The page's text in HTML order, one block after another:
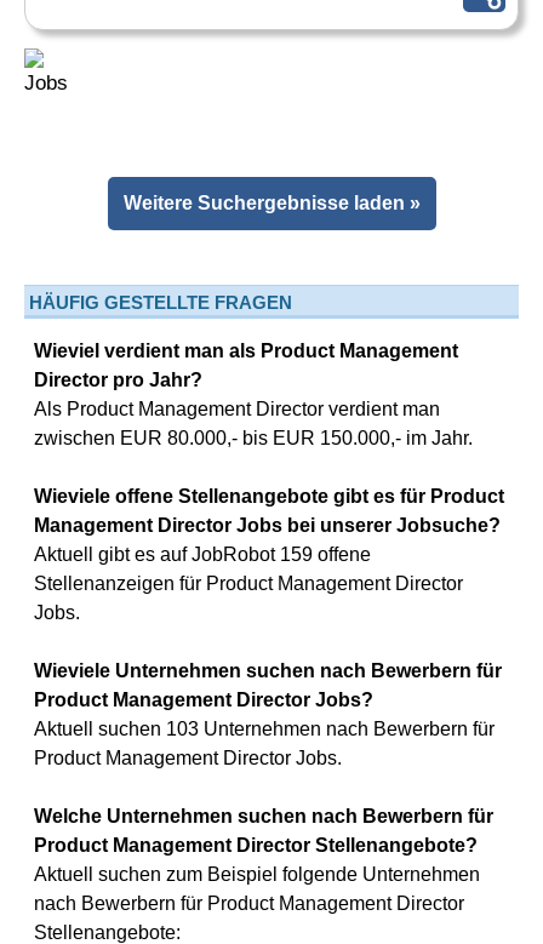
Weitere Suchergebnisse laden »
HÄUFIG GESTELLTE FRAGEN
Wieviel verdient man als Product Management
Director pro Jahr?
Als Product Management Director verdient man
zwischen EUR 80.000,- bis EUR 150.000,- im Jahr.
Wieviele offene Stellenangebote gibt es für Product
Management Director Jobs bei unserer Jobsuche?
Aktuell gibt es auf JobRobot 159 offene
Stellenanzeigen für Product Management Director
Jobs.
Wieviele Unternehmen suchen nach Bewerbern für
Product Management Director Jobs?
Aktuell suchen 103 Unternehmen nach Bewerbern für
Product Management Director Jobs.
Welche Unternehmen suchen nach Bewerbern für
Product Management Director Stellenangebote?
Aktuell suchen zum Beispiel folgende Unternehmen
nach Bewerbern für Product Management Director
Stellenangebote: